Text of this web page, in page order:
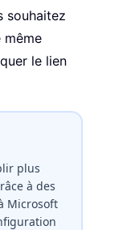
souhaitez
même
le lien
plus
à des
Microsoft